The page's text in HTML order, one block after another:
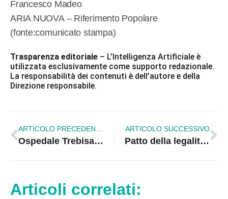
Francesco Madeo
ARIA NUOVA – Riferimento Popolare
(fonte:comunicato stampa)
Trasparenza editoriale – L’Intelligenza Artificiale è
utilizzata esclusivamente come supporto redazionale.
La responsabilità dei contenuti è dell’autore e della
Direzione responsabile.
Ospedale Trebisacce, Comune e Cgil chiedono attivazione Riabilitazione
ARTICOLO SUCCESSIVO
Patto della legalità per la Sibaritide, giungono le adesioni
Articoli correlati: